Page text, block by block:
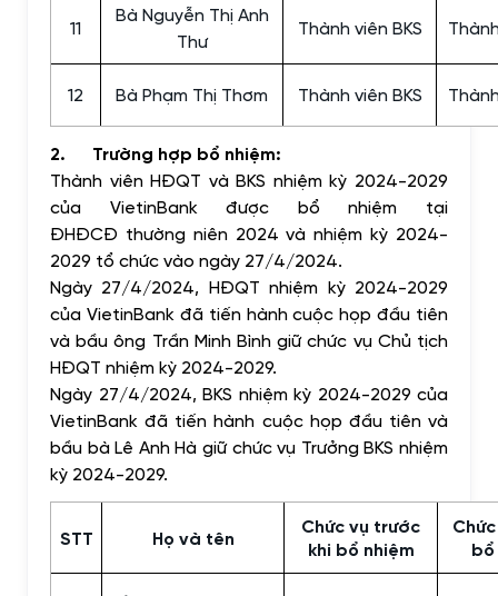
11
Bà Nguyễn Thị Anh
Thư
Thành viên BKS
12 Bà Phạm Thị Thơm Thành viên BKS
2. Trường hợp bổ nhiệm:
Thành viên HĐQT và BKS nhiệm kỳ 2024-2029
của VietinBank được bổ nhiệm tại
ĐHĐCĐ thường niên 2024 và nhiệm kỳ 2024-
2029 tổ chức vào ngày 27/4/2024.
Ngày 27/4/2024, HĐQT nhiệm kỳ 2024-2029
của VietinBank đã tiến hành cuộc họp đầu tiên
và bầu ông Trần Minh Bình giữ chức vụ Chủ tịch
HĐQT nhiệm kỳ 2024-2029.
Ngày 27/4/2024, BKS nhiệm kỳ 2024-2029 của
VietinBank đã tiến hành cuộc họp đầu tiên và
bầu bà Lê Anh Hà giữ chức vụ Trưởng BKS nhiệm
kỳ 2024-2029.
STT Họ và tên
Chức vụ trước
khi bổ nhiệm
bổ